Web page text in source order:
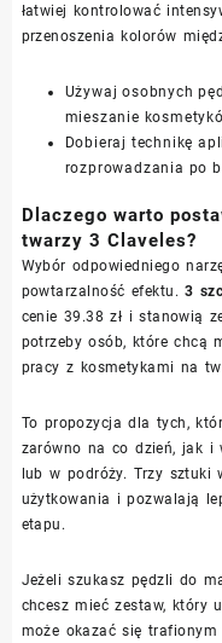
łatwiej kontrolować
przenoszenia kolorów
Używaj osobnych
mieszanie
Dobieraj technikę
rozprowadzania po
Dlaczego warto
twarzy 3 Claveles?
Wybór odpowiedniego
powtarzalność efektu.3
cenie 39.38 zł i stanowią
potrzeby osób, które chcą
pracy z kosmetykami na
To propozycja dla tych,
zarówno na co dzień, jak i
lub w podróży. Trzy sztuki
użytkowania i pozwalają
etapu.
Jeżeli szukasz pędzli do
chcesz mieć zestaw, który
może okazać się trafionym